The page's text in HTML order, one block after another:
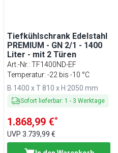
Tiefkühlschrank Edelstahl
PREMIUM - GN 2/1 - 1400
Liter - mit 2 Türen
Art.-Nr.:TF1400ND-EF
Temperatur: -22 bis -10 °C
B 1400 x T 810 x H 2050 mm
Sofort lieferbar: 1 - 3 Werktage
1.868,99 €*
UVP3.739,99 €